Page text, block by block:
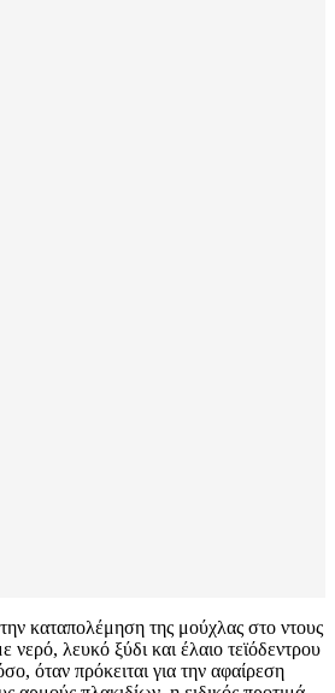
καταπολέμηση της μούχλας στο ντους
νερό, λευκό ξύδι και έλαιο τεϊόδεντρου
όταν πρόκειται για την αφαίρεση